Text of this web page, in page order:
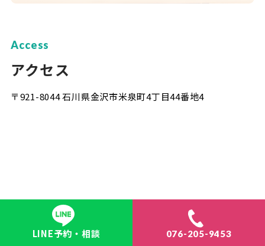
Access
アクセス
〒921-8044 石川県金沢市米泉町4丁目44番地4
LINE予約・相談 076-205-9453